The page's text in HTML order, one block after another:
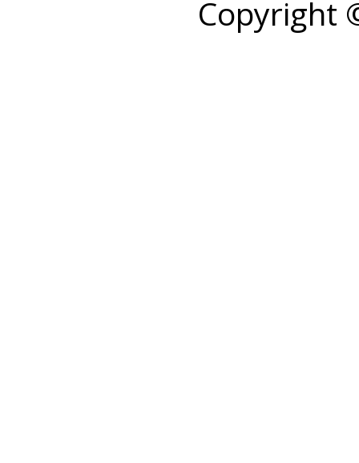
Copyright